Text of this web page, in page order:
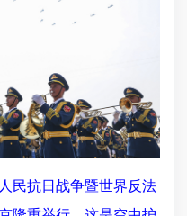
民抗日战争暨世界反法